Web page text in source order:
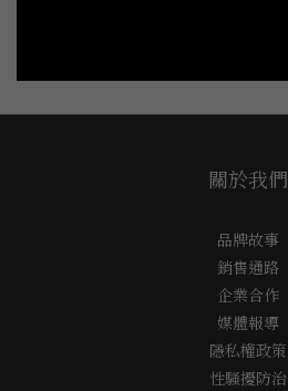
關於我們
品牌故事
銷售通路
企業合作
媒體報導
隱私權政策
性騷擾防治